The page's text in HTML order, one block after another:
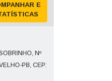
E
Nº
PB, CEP: